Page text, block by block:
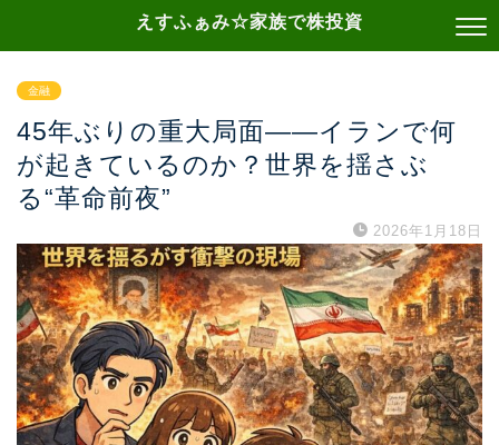
えすふぁみ☆家族で株投資
金融
45年ぶりの重大局面——イランで何
が起きているのか？世界を揺さぶ
る“革命前夜”
2026年1月18日